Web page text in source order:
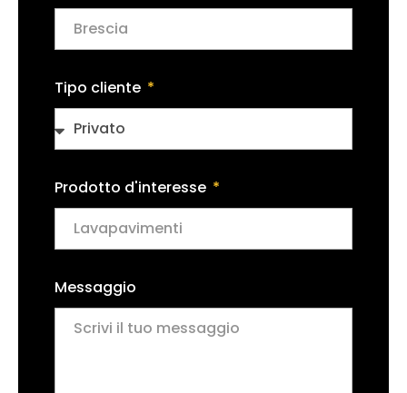
Tipo cliente
Prodotto d'interesse
Messaggio